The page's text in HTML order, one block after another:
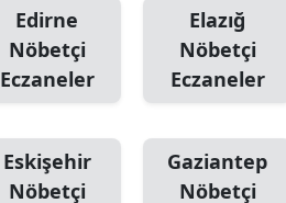
Edirne
Nöbetçi
Eczaneler
Elazığ
Nöbetçi
Eczaneler
Eskişehir
Nöbetçi
Gaziantep
Nöbetçi